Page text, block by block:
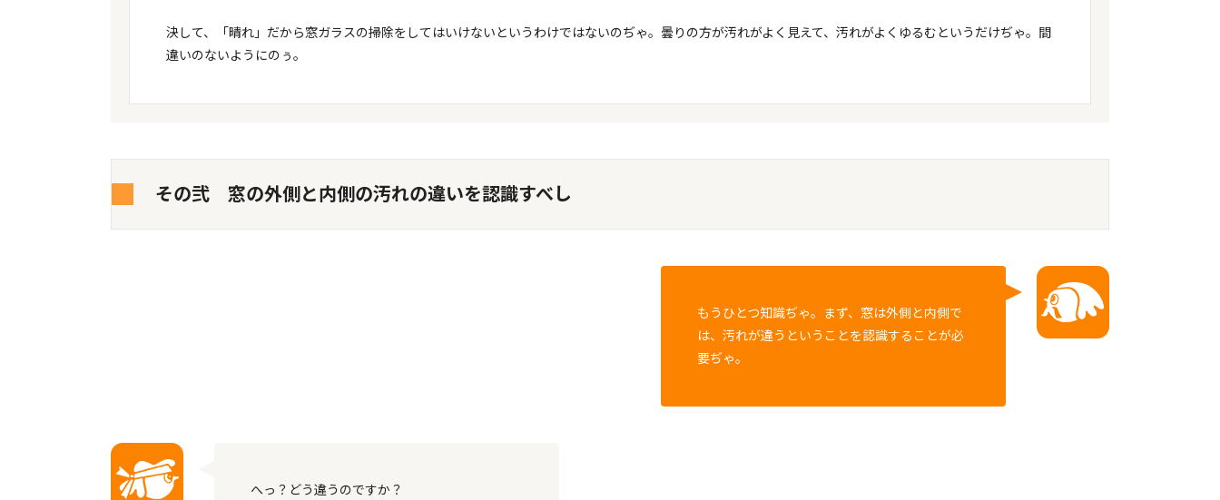
決して、「晴れ」だから窓ガラスの掃除をしてはいけないというわけではないのぢゃ。曇りの方が汚れがよく見えて、汚れがよくゆるむというだけぢゃ。間
違いのないようにのぅ。
その弐 窓の外側と内側の汚れの違いを認識すべし
もうひとつ知識ぢゃ。まず、窓は外側と内側で
は、汚れが違うということを認識することが必
要ぢゃ。
へっ？どう違うのですか？